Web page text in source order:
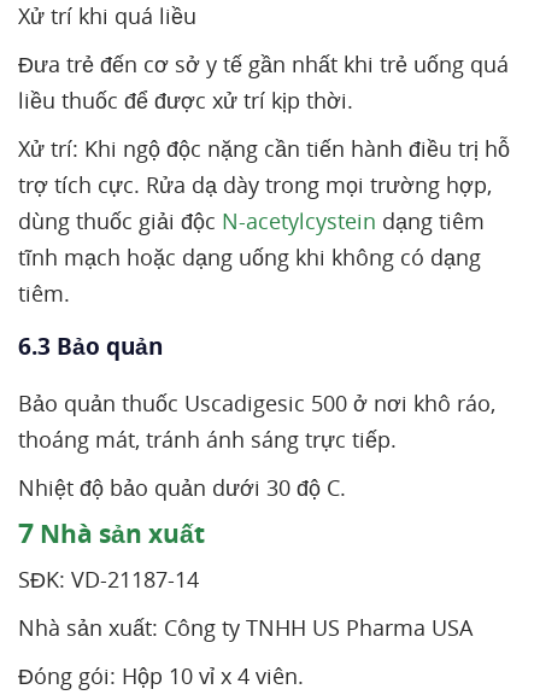
Xử trí khi quá liều
Đưa trẻ đến cơ sở y tế gần nhất khi trẻ uống quá
liều thuốc để được xử trí kịp thời.
Xử trí: Khi ngộ độc nặng cần tiến hành điều trị hỗ
trợ tích cực. Rửa dạ dày trong mọi trường hợp,
dùng thuốc giải độc N-acetylcystein dạng tiêm
tĩnh mạch hoặc dạng uống khi không có dạng
tiêm.
6.3 Bảo quản
Bảo quản thuốc Uscadigesic 500 ở nơi khô ráo,
thoáng mát, tránh ánh sáng trực tiếp.
Nhiệt độ bảo quản dưới 30 độ C.
7 Nhà sản xuất
SĐK: VD-21187-14
Nhà sản xuất: Công ty TNHH US Pharma USA
Đóng gói: Hộp 10 vỉ x 4 viên.